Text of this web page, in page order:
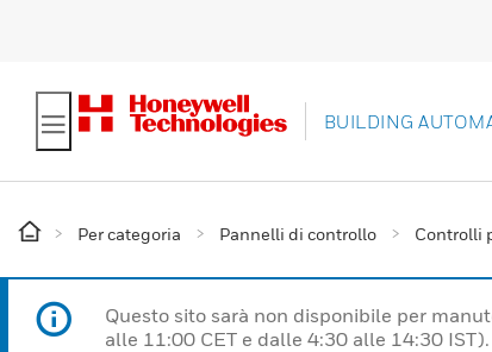
BUILDING
Per categoria Pannelli di controllo Controlli
Questo sito sarà non disponibile per
alle 11:00 CET e dalle 4:30 alle 14:30